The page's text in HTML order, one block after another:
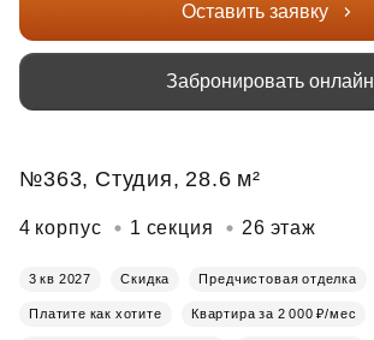
Оставить заявку
Забронировать онлайн
№363, Студия, 28.6 м²
4 корпус 1 секция 26 этаж
3 кв 2027 Скидка Предчистовая отделка
Платите как хотите Квартира за 2 000 ₽/мес